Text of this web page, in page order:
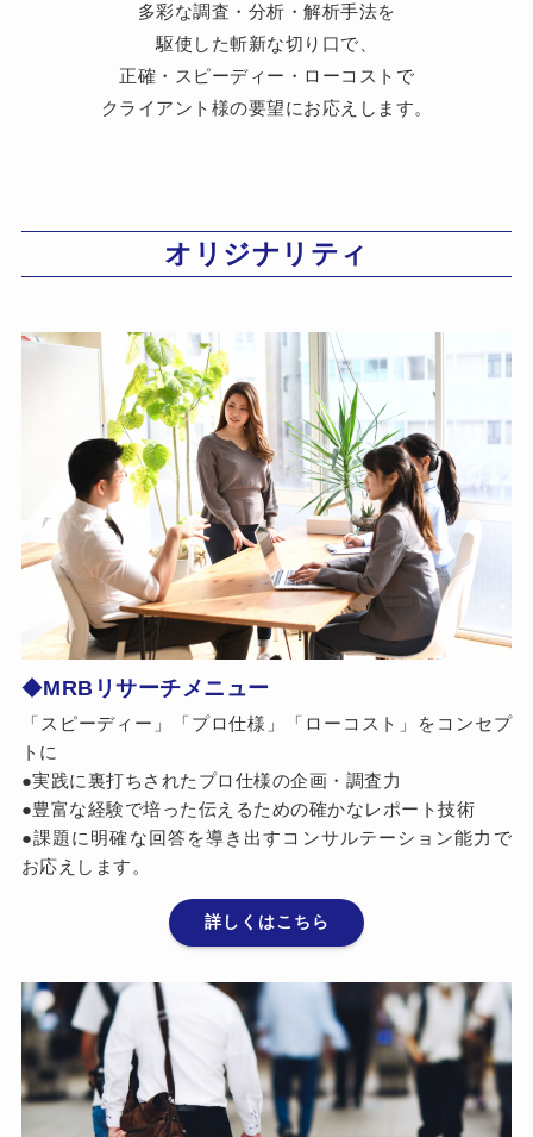
多彩な調査・分析・解析手法を
駆使した斬新な切り口で、
正確・スピーディー・ローコストで
クライアント様の要望にお応えします。
オリジナリティ
◆MRBリサーチメニュー
「スピーディー」「プロ仕様」「ローコスト」をコンセプ
トに
●実践に裏打ちされたプロ仕様の企画・調査力
●豊富な経験で培った伝えるための確かなレポート技術
●課題に明確な回答を導き出すコンサルテーション能力で
お応えします。
詳しくはこちら